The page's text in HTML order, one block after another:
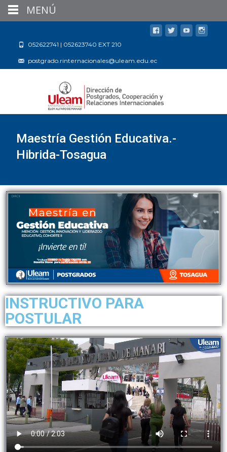
052622741 | 052623740 EXT 210
postgrado.rinternacionales@uleam.edu.ec
Maestría Gestión Educativa.-
Hibrida-Tosagua
INSTRUCTIVO PARA
POSTULAR
MENÚ